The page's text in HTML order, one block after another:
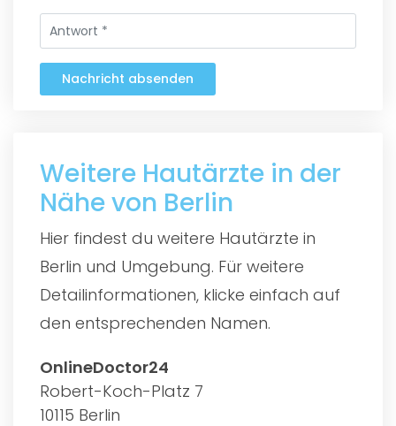
Nachricht absenden
Weitere Hautärzte in der
Nähe von Berlin
Hier findest du weitere Hautärzte in
Berlin und Umgebung. Für weitere
Detailinformationen, klicke einfach auf
den entsprechenden Namen.
OnlineDoctor24
Robert-Koch-Platz 7
10115 Berlin